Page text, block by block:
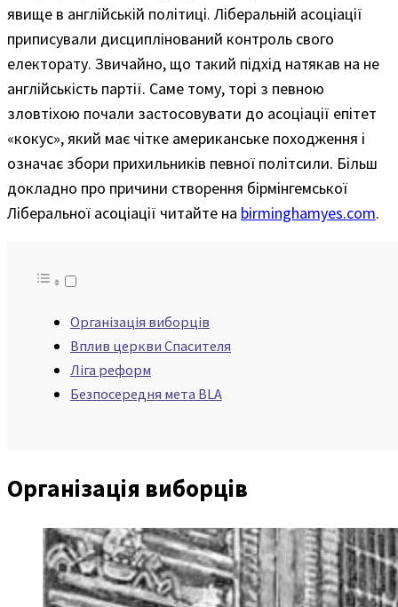
явище в англійській політиці. Ліберальній асоціації
приписували дисциплінований контроль свого
електорату. Звичайно, що такий підхід натякав на не
англійськість партії. Саме тому, торі з певною
зловтіхою почали застосовувати до асоціації епітет
«кокус», який має чітке американське походження і
означає збори прихильників певної політсили. Більш
докладно про причини створення бірмінгемської
Ліберальної асоціації читайте на birminghamyes.com.
Організація виборців
Вплив церкви Спасителя
Ліга реформ
Безпосередня мета BLA
Організація виборців